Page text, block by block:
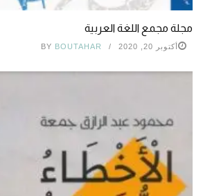
مجلة مجمع اللغة العربية
أكتوبر 20, 2020 BY BOUTAHAR